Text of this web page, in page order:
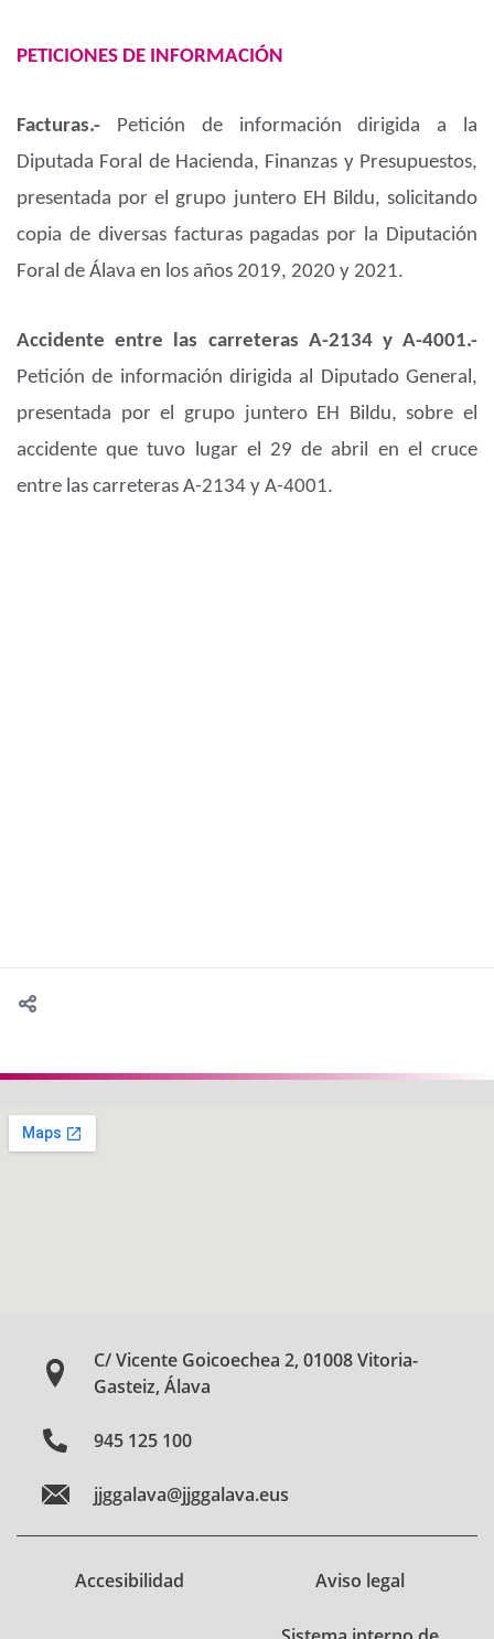
PETICIONES DE INFORMACIÓN
Facturas.- Petición de información dirigida a la
Diputada Foral de Hacienda, Finanzas y Presupuestos,
presentada por el grupo juntero EH Bildu, solicitando
copia de diversas facturas pagadas por la Diputación
Foral de Álava en los años 2019, 2020 y 2021.
Accidente entre las carreteras A-2134 y A-4001.-
Petición de información dirigida al Diputado General,
presentada por el grupo juntero EH Bildu, sobre el
accidente que tuvo lugar el 29 de abril en el cruce
entre las carreteras A-2134 y A-4001.
C/ Vicente Goicoechea 2, 01008 Vitoria-
Gasteiz, Álava
945 125 100
jjggalava@jjggalava.eus
Accesibilidad Aviso legal